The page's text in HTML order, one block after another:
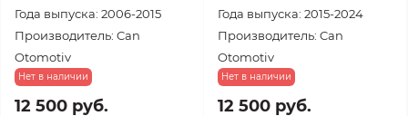
Года выпуска: 2006-2015
Производитель: Can
Otomotiv
Нет в наличии
12 500 руб.
Года выпуска: 2015-2024
Производитель: Can
Otomotiv
Нет в наличии
12 500 руб.